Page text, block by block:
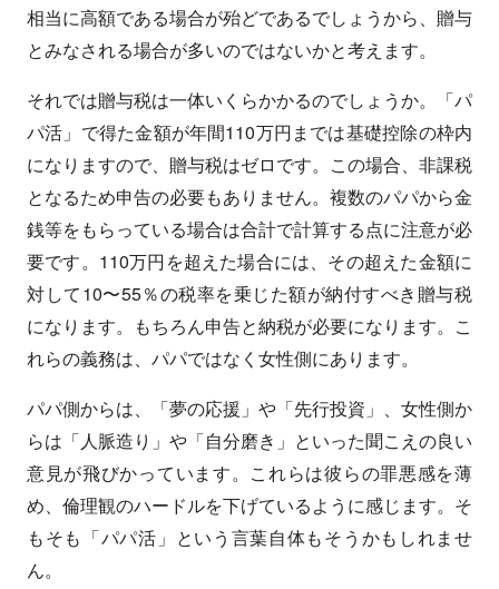
相当に高額である場合が殆どであるでしょうから、贈与
とみなされる場合が多いのではないかと考えます。
それでは贈与税は一体いくらかかるのでしょうか。「パ
パ活」で得た金額が年間110万円までは基礎控除の枠内
になりますので、贈与税はゼロです。この場合、非課税
となるため申告の必要もありません。複数のパパから金
銭等をもらっている場合は合計で計算する点に注意が必
要です。110万円を超えた場合には、その超えた金額に
対して10〜55％の税率を乗じた額が納付すべき贈与税
になります。もちろん申告と納税が必要になります。こ
れらの義務は、パパではなく女性側にあります。
パパ側からは、「夢の応援」や「先行投資」、女性側か
らは「人脈造り」や「自分磨き」といった聞こえの良い
意見が飛びかっています。これらは彼らの罪悪感を薄
め、倫理観のハードルを下げているように感じます。そ
もそも「パパ活」という言葉自体もそうかもしれませ
ん。